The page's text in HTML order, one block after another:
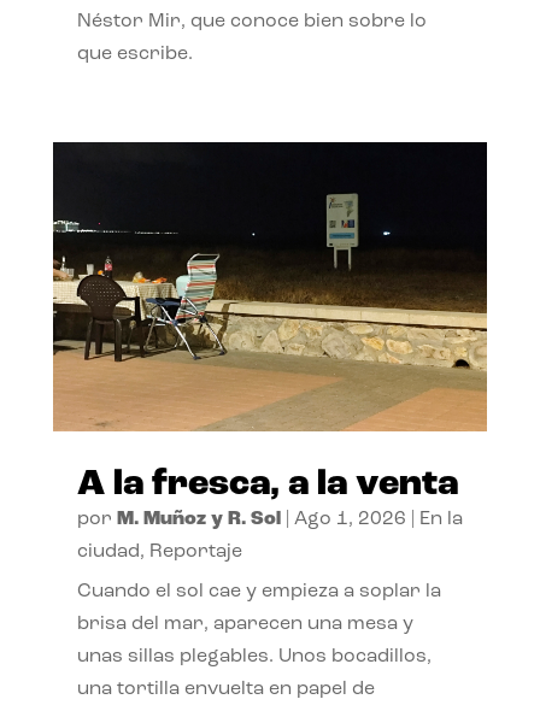
Néstor Mir, que conoce bien sobre lo
que escribe.
A la fresca, a la venta
por M. Muñoz y R. Sol| Ago 1, 2026
En la
ciudad, Reportaje
Cuando el sol cae y empieza a soplar la
brisa del mar, aparecen una mesa y
unas sillas plegables. Unos bocadillos,
una tortilla envuelta en papel de